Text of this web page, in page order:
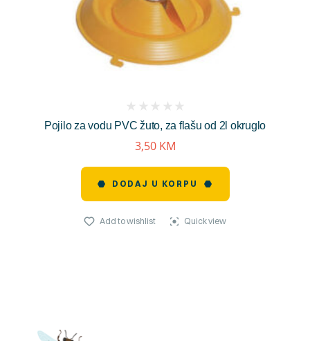
Pojilo za vodu PVC žuto, za flašu od 2l okruglo
reviews)
3,50 KM
DODAJ U KORPU
Add to wishlist Quick view